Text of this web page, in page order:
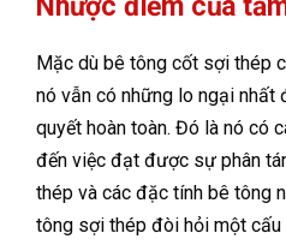
Nhược điểm của
Mặc dù bê tông cốt sợi thép
nó vẫn có những lo ngại
quyết hoàn toàn. Đó là nó có
đến việc đạt được sự phân
thép và các đặc tính bê tông
tông sợi thép đòi hỏi một cấu